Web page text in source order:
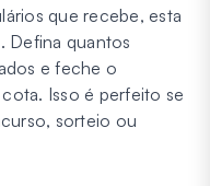
que recebe, esta
Defina quantos
e feche o
Isso é perfeito se
sorteio ou